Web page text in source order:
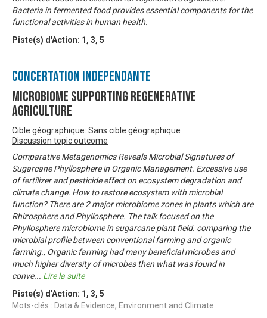
Bacteria in fermented food provides essential components for the
functional activities in human health.
Piste(s) d'Action: 1 , 3, 5
Concertation Indépendante
Microbiome Supporting Regenerative
Agriculture
Cible géographique: Sans cible géographique
Discussion topic outcome
Comparative Metagenomics Reveals Microbial Signatures of
Sugarcane Phyllosphere in Organic Management. Excessive use
of fertilizer and pesticide effect on ecosystem degradation and
climate change. How to restore ecosystem with microbial
function? There are 2 major microbiome zones in plants which are
Rhizosphere and Phyllosphere. The talk focused on the
Phyllosphere microbiome in sugarcane plant field. comparing the
microbial profile between conventional farming and organic
farming., Organic farming had many beneficial microbes and
much higher diversity of microbes then what was found in
conve... Lire la suite
Piste(s) d'Action: 1 , 3, 5
Mots-clés : Data & Evidence, Environment and Climate